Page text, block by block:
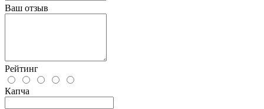
Ваш отзыв
Рейтинг
Капча